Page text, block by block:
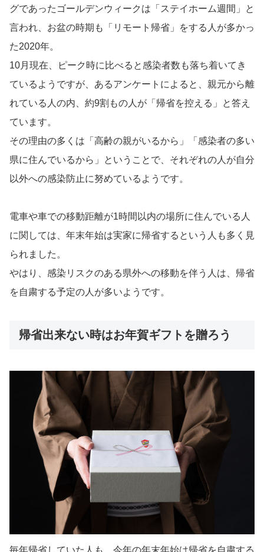
グであったゴールデンウィークは「ステイホーム週間」と
言われ、お盆の時期も「リモート帰省」をする人が多かっ
た2020年。
10月現在、ピーク時に比べると感染者数も落ち着いてき
ているようですが、あるアンケートによると、親元から離
れている人の内、約9割もの人が「帰省を控える」と答え
ています。
その理由の多くは「高齢の親がいるから」「感染者の多い
県に住んでいるから」ということで、それぞれの人が自分
以外への感染防止に努めているようです。
電車や車での移動距離が1時間以内の場所に住んでいる人
に関しては、年末年始は実家に帰省するという人も多く見
られました。
やはり、感染リスクのある県外への移動を伴う人は、帰省
を自粛する予定の人が多いようです。
帰省出来ない時はお年賀ギフトを贈ろう
毎年帰省していた人も、今年の年末年始は帰省を自粛する